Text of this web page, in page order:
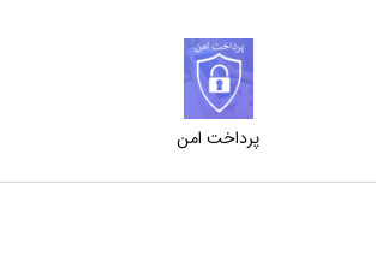
پرداخت امن